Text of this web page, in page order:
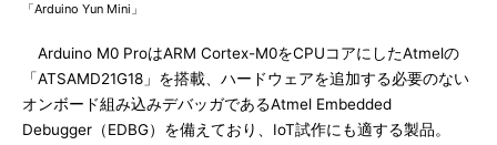
「Arduino Yun Mini」
Arduino M0 ProはARM Cortex-M0をCPUコアにしたAtmelの
「ATSAMD21G18」を搭載、ハードウェアを追加する必要のない
オンボード組み込みデバッガであるAtmel Embedded
Debugger（EDBG）を備えており、IoT試作にも適する製品。